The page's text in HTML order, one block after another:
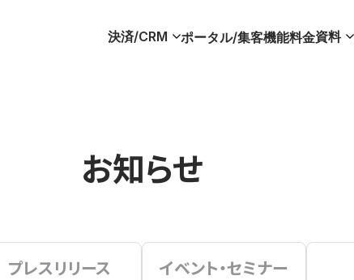
決済/CRM ポータル/集客機能料金資料
お知らせ
プレスリリース イベント・セミナー